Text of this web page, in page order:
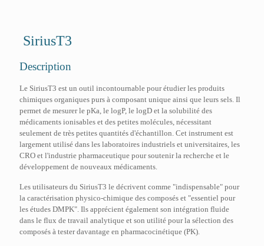
SiriusT3
Description
Le SiriusT3 est un outil incontournable pour étudier les produits
chimiques organiques purs à composant unique ainsi que leurs sels. Il
permet de mesurer le pKa, le logP, le logD et la solubilité des
médicaments ionisables et des petites molécules, nécessitant
seulement de très petites quantités d'échantillon. Cet instrument est
largement utilisé dans les laboratoires industriels et universitaires, les
CRO et l'industrie pharmaceutique pour soutenir la recherche et le
développement de nouveaux médicaments.
Les utilisateurs du SiriusT3 le décrivent comme "indispensable" pour
la caractérisation physico-chimique des composés et "essentiel pour
les études DMPK". Ils apprécient également son intégration fluide
dans le flux de travail analytique et son utilité pour la sélection des
composés à tester davantage en pharmacocinétique (PK).